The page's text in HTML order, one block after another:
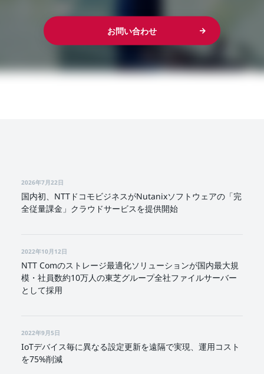
お問い合わせ
2026年7月22日
国内初、NTTドコモビジネスがNutanixソフトウェアの「完
全従量課金」クラウドサービスを提供開始
2022年10月12日
NTT Comのストレージ最適化ソリューションが国内最大規
模・社員数約10万人の東芝グループ全社ファイルサーバー
として採用
2022年9月5日
IoTデバイス毎に異なる設定更新を遠隔で実現、運用コスト
を75%削減